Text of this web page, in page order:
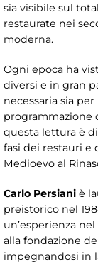
sia visibile sul
restaurate nei
moderna.
Ogni epoca ha
diversi e in gran
necessaria sia
programmazione
questa lettura è
fasi dei restauri e
Medioevo al
Carlo Persiani è
preistorico nel
un’esperienza
alla fondazione
impegnandosi in